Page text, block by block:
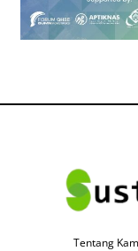
Tentang